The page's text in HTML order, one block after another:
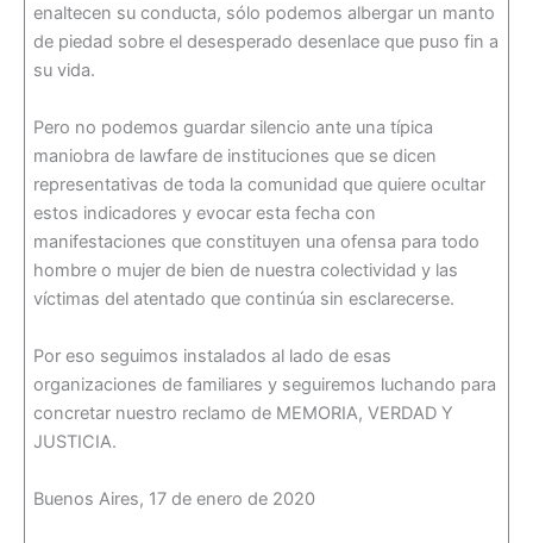
enaltecen su conducta, sólo podemos albergar un manto
de piedad sobre el desesperado desenlace que puso fin a
su vida.
Pero no podemos guardar silencio ante una típica
maniobra de lawfare de instituciones que se dicen
representativas de toda la comunidad que quiere ocultar
estos indicadores y evocar esta fecha con
manifestaciones que constituyen una ofensa para todo
hombre o mujer de bien de nuestra colectividad y las
víctimas del atentado que continúa sin esclarecerse.
Por eso seguimos instalados al lado de esas
organizaciones de familiares y seguiremos luchando para
concretar nuestro reclamo de MEMORIA, VERDAD Y
JUSTICIA.
Buenos Aires, 17 de enero de 2020